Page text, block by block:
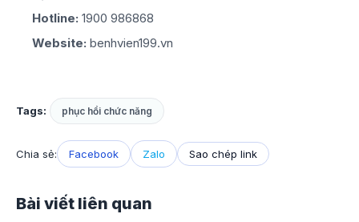
Hotline: 1900 986868
Website: benhvien199.vn
Tags: phục hồi chức năng
Chia sẻ: Facebook Zalo Sao chép link
Bài viết liên quan